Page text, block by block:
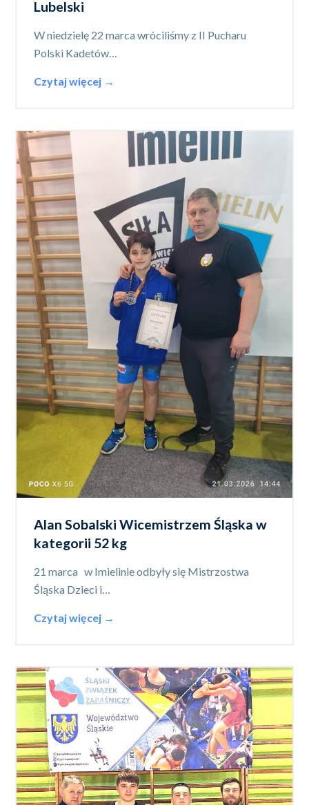
Lubelski
W niedzielę 22 marca wróciliśmy z II Pucharu
Polski Kadetów…
Czytaj więcej →
Alan Sobalski Wicemistrzem Śląska w
kategorii 52 kg
21 marca w Imielinie odbyły się Mistrzostwa
Śląska Dzieci i…
Czytaj więcej →